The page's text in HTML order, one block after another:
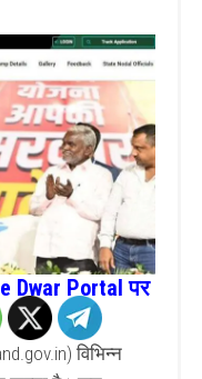
Dwar Portal पर
विभिन्न